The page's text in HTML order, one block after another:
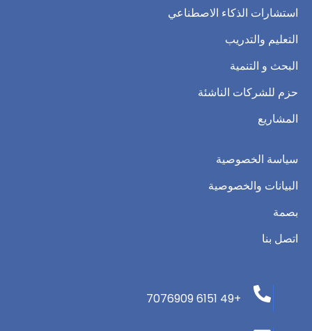
استشارات الذكاء الاصطناعي
التعليم والتدريب
البحث و التنمية
حزم للشركات الناشئة
المشاريع
سياسة الخصوصية
البيانات والخصوصية
بصمة
اتصل بنا
+49 6151 7076909